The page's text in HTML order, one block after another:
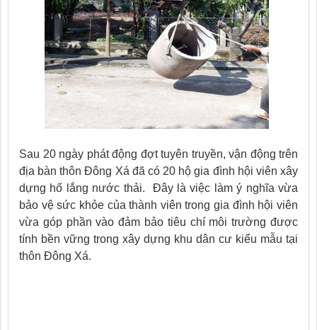
Sau 20 ngày phát động đợt tuyên truyền, vận động trên
địa bàn thôn Đông Xá đã có 20 hộ gia đình hội viên xây
dựng hố lắng nước thải. Đây là việc làm ý nghĩa vừa
bảo vệ sức khỏe của thành viên trong gia đình hội viên
vừa góp phần vào đảm bảo tiêu chí môi trường được
tính bền vững trong xây dựng khu dân cư kiểu mẫu tại
thôn Đông Xá.